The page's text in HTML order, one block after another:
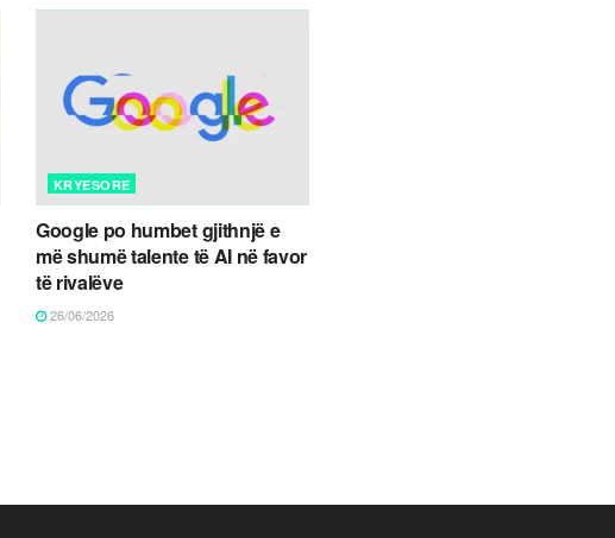
KRYESORE
Google po humbet gjithnjë e
më shumë talente të AI në favor
të rivalëve
26/06/2026